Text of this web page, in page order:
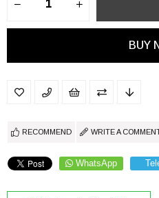
RECOMMEND WRITE A
WhatsApp